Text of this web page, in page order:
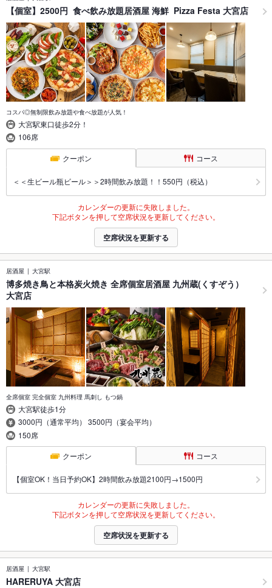
【個室】2500円 食べ飲み放題居酒屋 海鮮 Pizza Festa 大宮店
コスパ◎無制限飲み放題や食べ放題が人気！
大宮駅東口徒歩2分！
106席
クーポン コース
＜＜生ビール瓶ビール＞＞2時間飲み放題！！550円（税込）
カレンダーの更新に失敗しました。
下記ボタンを押して空席状況を更新してください。
空席状況を更新する
居酒屋 大宮駅
博多焼き鳥と本格炭火焼き 全席個室居酒屋 九州蔵(くすぞう）
大宮店
全席個室 完全個室 九州料理 馬刺し もつ鍋
大宮駅徒歩1分
3000円（通常平均） 3500円（宴会平均）
150席
クーポン コース
【個室OK！当日予約OK】2時間飲み放題2100円→1500円
カレンダーの更新に失敗しました。
下記ボタンを押して空席状況を更新してください。
空席状況を更新する
居酒屋 大宮駅
HARERUYA 大宮店